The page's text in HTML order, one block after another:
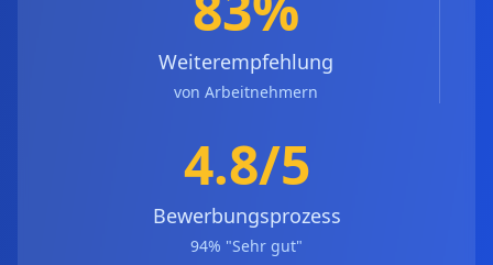
Weiterempfehlung
von Arbeitnehmern
4.8/5
Bewerbungsprozess
94% "Sehr gut"